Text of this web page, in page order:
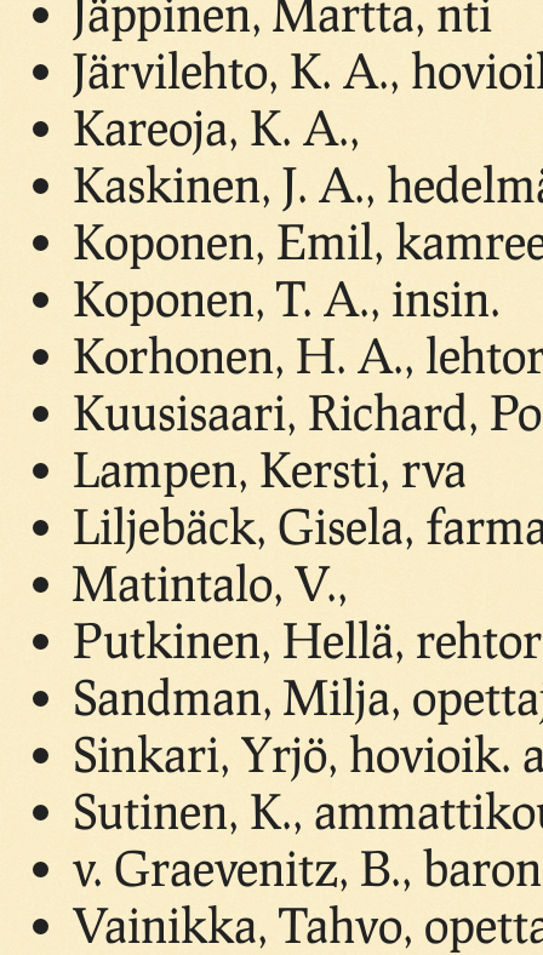
Jäppinen, Martta, nti
Järvilehto, K. A.,
Kareoja, K. A.,
Kaskinen, J. A.,
Koponen, Emil,
Koponen, T. A., insin.
Korhonen, H. A.,
Kuusisaari, Richard,
Lampen, Kersti, rva
Liljebäck, Gisela,
Matintalo, V.,
Putkinen, Hellä,
Sandman, Milja,
Sinkari, Yrjö, hovioik.
Sutinen, K.,
v. Graevenitz, B., baron
Vainikka, Tahvo,